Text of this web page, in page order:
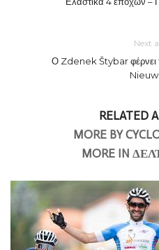
Next
Ο Zdenek Štybar φέρνει
RELATED
MORE BY
MORE IN